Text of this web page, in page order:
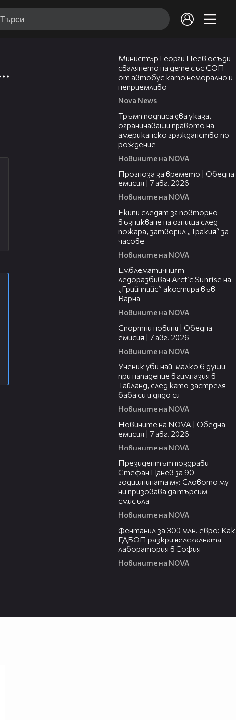
Министър Георги Пеев осъди
свалянето на дете със СОП
от автобус като неморално и
неприемливо
Nova News
Тръмп подписа два указа,
ограничаващи правото на
американско гражданство по
рождение
Новините на NOVA
Прогноза за времето | Обедна
емисия | 7 авг. 2026
Новините на NOVA
Екипи следят за повторно
възникване на огнища след
пожара, затворил „Тракия“ за
часове
Новините на NOVA
Емблематичният
ледоразбивач Arctic Sunrise на
„Грийнпийс” акостира във
Варна
Новините на NOVA
Спортни новини | Обедна
емисия | 7 aвг. 2026
Новините на NOVA
Ученик уби най-малко 6 души
при нападение в гимназия в
Тайланд, след като застреля
баба си и дядо си
Новините на NOVA
Новините на NOVA | Обедна
емисия | 7 авг. 2026
Новините на NOVA
Президентът поздрави
Стефан Цанев за 90-
годишнината му: Словото му
ни призовава да търсим
смисъла
Новините на NOVA
Фентанил за 300 млн. евро: Как
ГДБОП разкри нелегалната
лаборатория в София
Новините на NOVA